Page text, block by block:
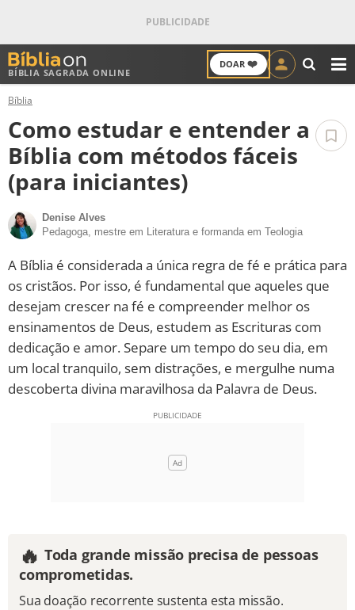
BÍBLIA SAGRADA ONLINE
DOAR ❤️
ANTIGO TESTAMENTO
NOVO TESTAMENTO
VERSÍCULOS
VERSÍCULO DO DIA
PALAVRA DO DIA
SALMO DO DIA
DEVOCIONAL DIÁRIO
10 MANDAMENTOS
PERGUNTE À BÍBLIA
TERMO BÍBLICO
Bíblia
Como estudar e entender a
Bíblia com métodos fáceis
(para iniciantes)
Denise Alves
Pedagoga, mestre em Literatura e formanda em Teologia
A Bíblia é considerada a única regra de fé e prática para
os cristãos. Por isso, é fundamental que aqueles que
desejam crescer na fé e compreender melhor os
ensinamentos de Deus, estudem as Escrituras com
dedicação e amor. Separe um tempo do seu dia, em
um local tranquilo, sem distrações, e mergulhe numa
descoberta divina maravilhosa da Palavra de Deus.
🔥 Toda grande missão precisa de pessoas
comprometidas.
Sua doação recorrente sustenta esta missão.